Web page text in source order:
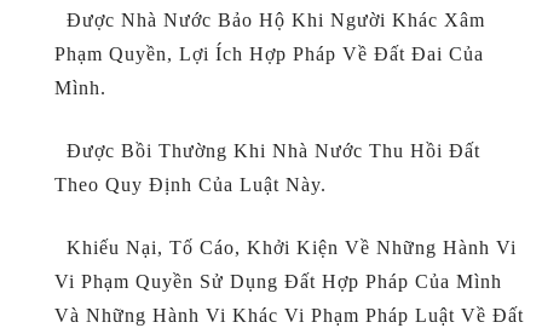
Được Nhà Nước Bảo Hộ Khi Người Khác Xâm
Phạm Quyền, Lợi Ích Hợp Pháp Về Đất Đai Của
Mình.
Được Bồi Thường Khi Nhà Nước Thu Hồi Đất
Theo Quy Định Của Luật Này.
Khiếu Nại, Tố Cáo, Khởi Kiện Về Những Hành Vi
Vi Phạm Quyền Sử Dụng Đất Hợp Pháp Của Mình
Và Những Hành Vi Khác Vi Phạm Pháp Luật Về Đất